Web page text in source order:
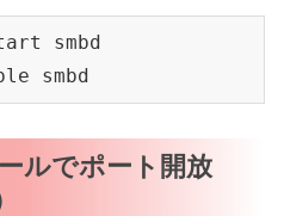
smbd
ルでポート開放